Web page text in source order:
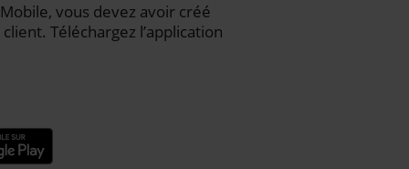
vous devez avoir créé
Téléchargez l’application